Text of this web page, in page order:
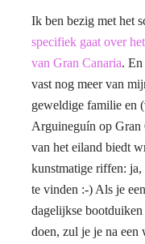
Ik ben bezig met het
specifiek gaat over
van Gran Canaria. En
vast nog meer van
geweldige familie en
Arguineguín op Gran
van het eiland biedt
kunstmatige riffen:
te vinden :-) Als je
dagelijkse
doen, zul je je na een